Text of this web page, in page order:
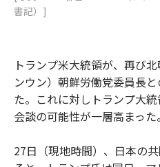
書記）]
トランプ米大統領が、再び
ンウン）朝鮮労働党委員長
た。これに対しトランプ大
会談の可能性が一層高まった。
27日（現地時間）、日本の